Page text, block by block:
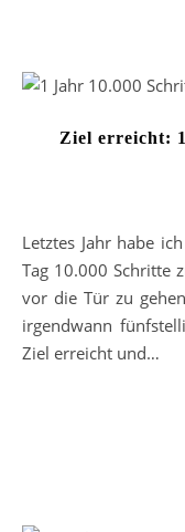
Ziel erreicht:
Letztes Jahr habe ich mir vorgenommen 1 Jahr lang jeden
Tag 10.000 Schritte
vor die Tür zu
irgendwann
Ziel erreicht und…